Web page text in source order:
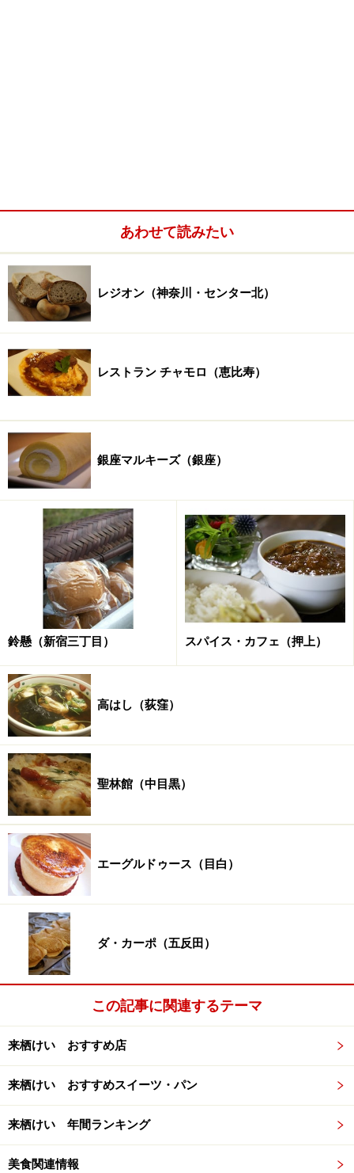
あわせて読みたい
レジオン（神奈川・センター北）
レストラン チャモロ（恵比寿）
銀座マルキーズ（銀座）
鈴懸（新宿三丁目） スパイス・カフェ（押上）
高はし（荻窪）
聖林館（中目黒）
エーグルドゥース（目白）
ダ・カーポ（五反田）
この記事に関連するテーマ
来栖けい おすすめ店
来栖けい おすすめスイーツ・パン
来栖けい 年間ランキング
美食関連情報